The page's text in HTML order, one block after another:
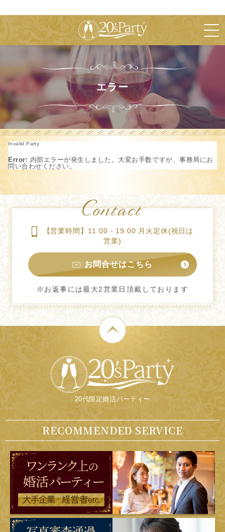
エラー
Invalid Party
Error: 内部エラーが発生しました。大変お手数ですが、事務局にお
問い合わせください。
【営業時間】11:00 - 19:00 月火定休(祝日は
営業)
お問合せはこちら
※お返事には最大2営業日頂戴しております
20代限定婚活パーティー
RECOMMENDED SERVICE